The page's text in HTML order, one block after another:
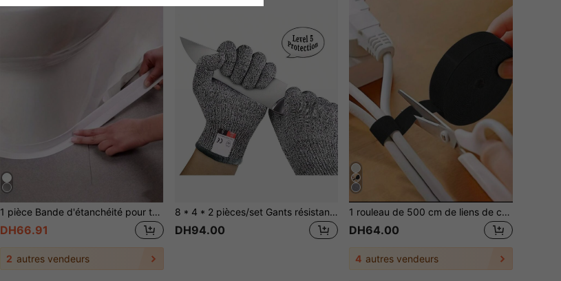
1 pièce Bande d'étanchéité pour toilette anti-moisissure et imperméable, ruban adhésif auto-adhésif pour salle de bain et cuisine, ruban imperméable pour salle de bain contre l'humidité, autocollant décoratif pour joint d'évier de cuisine
DH66.91
2 autres vendeurs
8 * 4 * 2 pièces/set Gants résistants aux coupures de haute qualité et gants de sécurité de cuisine à protection de niveau 5 anti-coupure. Gants de protection respirants - idéaux pour la pêche, le jardinage et les activités de plein air. Lavables en machine, confortables, flexibles, légers, réversibles
DH94.00
1 rouleau de 500 cm de liens de câble polyvalents noirs - organisateur de câbles pour la maison, le bureau et l'électronique | Gestion de câbles facile à utiliser pour les ordinateurs, les téléviseurs et plus | Attaches de câble réutilisables pour la gestion des câbles | Matériau en plastique
DH64.00
4 autres vendeurs